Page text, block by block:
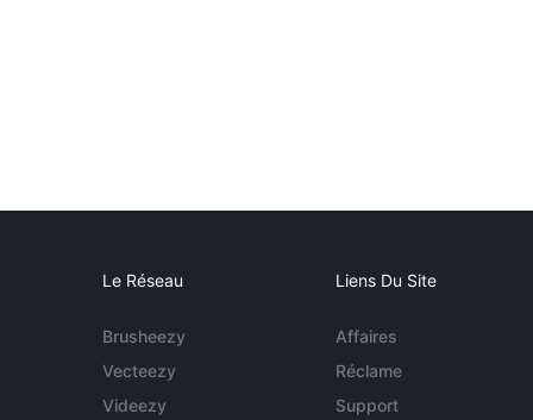
Le Réseau
Brusheezy
Vecteezy
Videezy
Liens Du Site
Affaires
Réclame
Support